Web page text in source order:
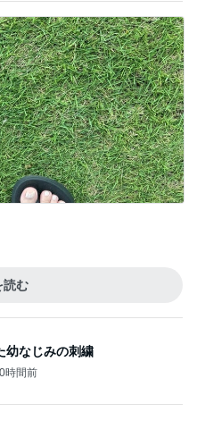
読む
幼なじみの刺繍
時間前